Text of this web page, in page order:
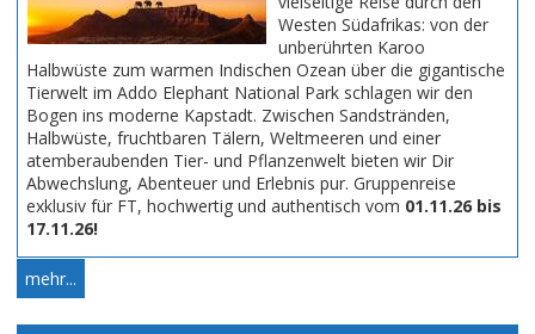
Westen Südafrikas: von der
unberührten Karoo
Halbwüste zum warmen Indischen Ozean über die gigantische
Tierwelt im Addo Elephant National Park schlagen wir den
Bogen ins moderne Kapstadt. Zwischen Sandstränden,
Halbwüste, fruchtbaren Tälern, Weltmeeren und einer
atemberaubenden Tier- und Pflanzenwelt bieten wir Dir
Abwechslung, Abenteuer und Erlebnis pur. Gruppenreise
exklusiv für FT, hochwertig und authentisch vom 01.11.26 bis
17.11.26!
mehr...